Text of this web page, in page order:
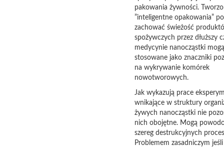
pakowania żywności.
”inteligentne opakowania”
zachować świeżość
spożywczych przez dłuższy
medycynie nanocząstki
stosowane jako znaczniki
na wykrywanie komórek
nowotworowych.
Jak wykazują prace
wnikające w struktury
żywych nanocząstki nie
nich obojętne. Mogą
szereg destrukcyjnych
Problemem zasadniczym